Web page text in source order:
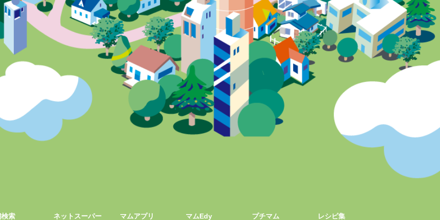
検索 ネットスーパー マムアプリ マムEdy プチマム レシピ集